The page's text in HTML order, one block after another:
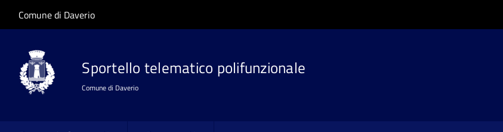
Salta al contenuto principale
Skip to site navigation
Comune di Daverio
Sportello telematico polifunzionale
Comune di Daverio